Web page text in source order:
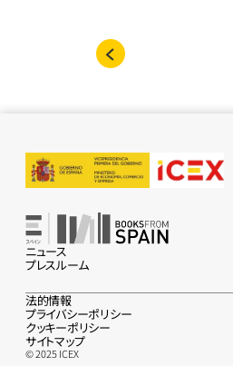
ニュース
プレスルーム
© 2025 ICEX
法的情報
プライバシーポリシー
クッキーポリシー
サイトマップ